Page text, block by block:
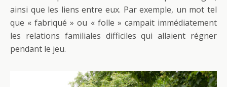
ainsi que les liens entre eux. Par exemple, un mot tel
que « fabriqué » ou « folle » campait immédiatement
les relations familiales difficiles qui allaient régner
pendant le jeu.